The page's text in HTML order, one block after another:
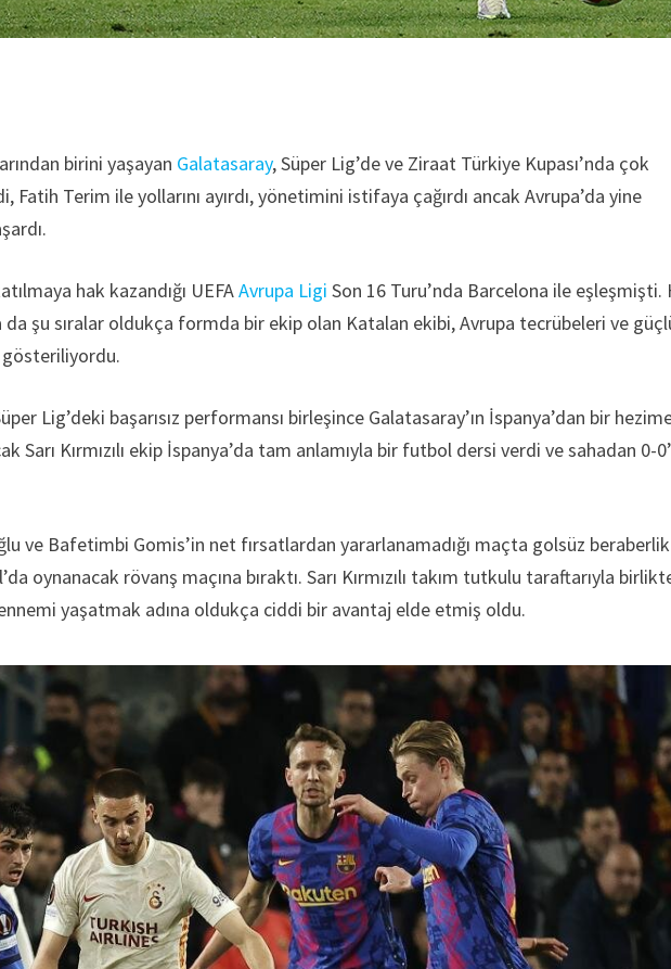
birini yaşayan Galatasaray, Süper Lig’de ve Ziraat Türkiye Kupası’nda çok
Fatih Terim ile yollarını ayırdı, yönetimini istifaya çağırdı ancak Avrupa’da yine
hak kazandığı UEFAAvrupa Ligi Son 16 Turu’nda Barcelona ile eşleşmişti.
şu sıralar oldukça formda bir ekip olan Katalan ekibi, Avrupa tecrübeleri ve
Lig’deki başarısız performansı birleşince Galatasaray’ın İspanya’dan bir
Sarı Kırmızılı ekip İspanya’da tam anlamıyla bir futbol dersi verdi ve sahadan 0-
ve Bafetimbi Gomis’in net fırsatlardan yararlanamadığı maçta golsüz
oynanacak rövanş maçına bıraktı. Sarı Kırmızılı takım tutkulu taraftarıyla
yaşatmak adına oldukça ciddi bir avantaj elde etmiş oldu.